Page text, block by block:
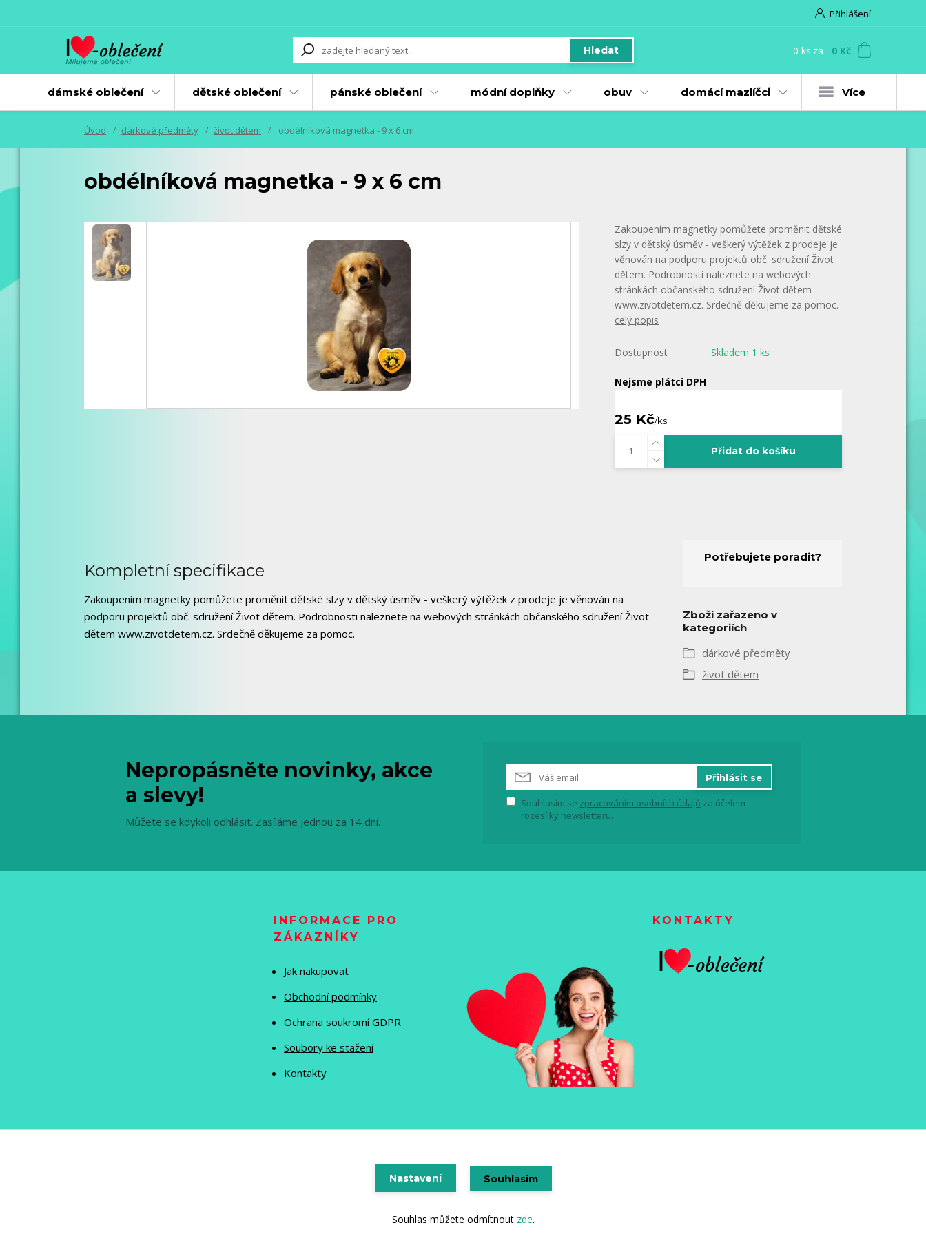
Přihlášení
Hledat 0 ks za 0 Kč
dámské oblečení dětské oblečení pánské oblečení módní doplňky obuv domácí mazlíčci Více
Úvod dárkové předměty život dětem obdélníková magnetka - 9 x 6 cm
obdélníková magnetka - 9 x 6 cm
Zakoupením magnetky pomůžete proměnit dětské
slzy v dětský úsměv - veškerý výtěžek z prodeje je
věnován na podporu projektů obč. sdružení Život
dětem. Podrobnosti naleznete na webových
stránkách občanského sdružení Život dětem
www.zivotdetem.cz. Srdečně děkujeme za pomoc.
celý popis
Dostupnost Skladem 1 ks
Nejsme plátci DPH
25 Kč/ks
Přidat do košíku
Kompletní specifikace
Zakoupením magnetky pomůžete proměnit dětské slzy v dětský úsměv - veškerý výtěžek z prodeje je věnován na
podporu projektů obč. sdružení Život dětem. Podrobnosti naleznete na webových stránkách občanského sdružení Život
dětem www.zivotdetem.cz. Srdečně děkujeme za pomoc.
Potřebujete poradit?
Zboží zařazeno v
kategoriích
dárkové předměty
život dětem
Nepropásněte novinky, akce
a slevy!
Můžete se kdykoli odhlásit. Zasíláme jednou za 14 dní.
Přihlásit se
Souhlasím se zpracováním osobních údajů za účelem
rozesílky newsletteru.
INFORMACE PRO
ZÁKAZNÍKY
Jak nakupovat
Obchodní podmínky
Ochrana soukromí GDPR
Soubory ke stažení
Kontakty
KONTAKTY
Vytvořeno na Eshop-rychle.cz
Nastavení Souhlasím
Souhlas můžete odmítnout zde.